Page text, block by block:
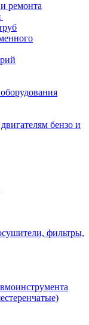
ремонта
бензо и
фильтры,